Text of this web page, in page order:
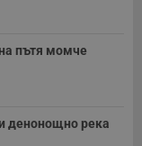
пътя момче
денонощно река